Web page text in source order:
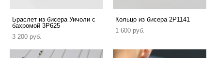
Браслет из бисера Уичоли с
бахромой 3P625
3 200 pуб.
Кольцо из бисера 2P1141
1 600 pуб.